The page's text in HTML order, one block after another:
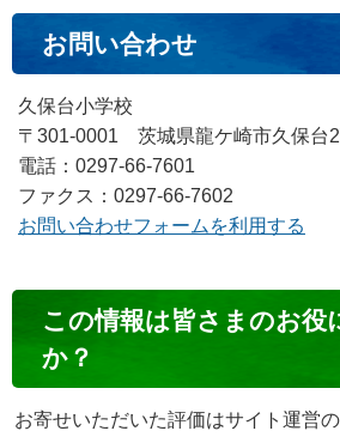
お問い合わせ
久保台小学校
〒301-0001 茨城県龍ケ崎市久保台
電話：0297-66-7601
ファクス：0297-66-7602
お問い合わせフォームを利用する
ン
ン
この情報は皆さまのお役
か？
お寄せいただいた評価はサイト運営